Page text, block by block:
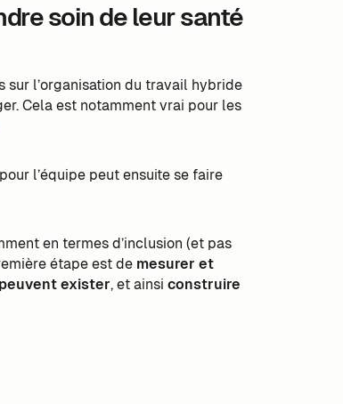
soin de leur santé
l’organisation du travail hybride
Cela est notamment vrai pour les
l’équipe peut ensuite se faire
en termes d’inclusion (et pas
étape est de mesurer et
exister, et ainsi construire